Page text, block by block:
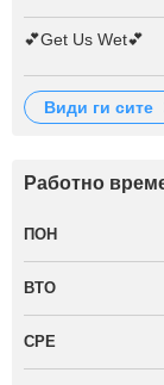
💕Get Us Wet💕
види ги сите
Работно
ПОН
ВТО
СРЕ